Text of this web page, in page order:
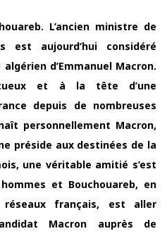
L’ancien ministre de
est aujourd’hui considéré
d’Emmanuel Macron.
et à la tête d’une
depuis de nombreuses
personnellement Macron,
préside aux destinées de la
une véritable amitié s’est
et Bouchouareb, en
français, est aller
Macron auprès de